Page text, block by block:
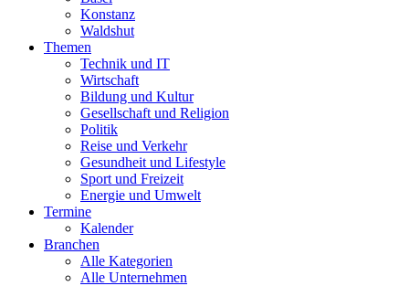
Konstanz
Waldshut
Themen
Technik und IT
Wirtschaft
Bildung und Kultur
Gesellschaft und Religion
Politik
Reise und Verkehr
Gesundheit und Lifestyle
Sport und Freizeit
Energie und Umwelt
Termine
Kalender
Branchen
Alle Kategorien
Alle Unternehmen